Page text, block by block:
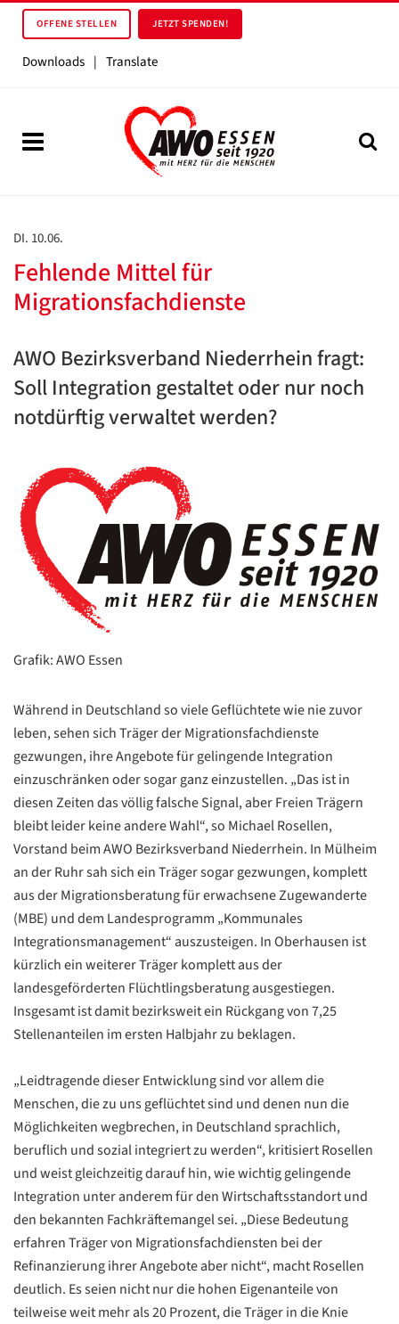
OFFENE STELLEN JETZT SPENDEN!
Downloads | Translate
DI. 10.06.
Fehlende Mittel für
Migrationsfachdienste
AWO Bezirksverband Niederrhein fragt:
Soll Integration gestaltet oder nur noch
notdürftig verwaltet werden?
Grafik: AWO Essen
Während in Deutschland so viele Geflüchtete wie nie zuvor
leben, sehen sich Träger der Migrationsfachdienste
gezwungen, ihre Angebote für gelingende Integration
einzuschränken oder sogar ganz einzustellen. „Das ist in
diesen Zeiten das völlig falsche Signal, aber Freien Trägern
bleibt leider keine andere Wahl“, so Michael Rosellen,
Vorstand beim AWO Bezirksverband Niederrhein. In Mülheim
an der Ruhr sah sich ein Träger sogar gezwungen, komplett
aus der Migrationsberatung für erwachsene Zugewanderte
(MBE) und dem Landesprogramm „Kommunales
Integrationsmanagement“ auszusteigen. In Oberhausen ist
kürzlich ein weiterer Träger komplett aus der
landesgeförderten Flüchtlingsberatung ausgestiegen.
Insgesamt ist damit bezirksweit ein Rückgang von 7,25
Stellenanteilen im ersten Halbjahr zu beklagen.
„Leidtragende dieser Entwicklung sind vor allem die
Menschen, die zu uns geflüchtet sind und denen nun die
Möglichkeiten wegbrechen, in Deutschland sprachlich,
beruflich und sozial integriert zu werden“, kritisiert Rosellen
und weist gleichzeitig darauf hin, wie wichtig gelingende
Integration unter anderem für den Wirtschaftsstandort und
den bekannten Fachkräftemangel sei. „Diese Bedeutung
erfahren Träger von Migrationsfachdiensten bei der
Refinanzierung ihrer Angebote aber nicht“, macht Rosellen
deutlich. Es seien nicht nur die hohen Eigenanteile von
teilweise weit mehr als 20 Prozent, die Träger in die Knie